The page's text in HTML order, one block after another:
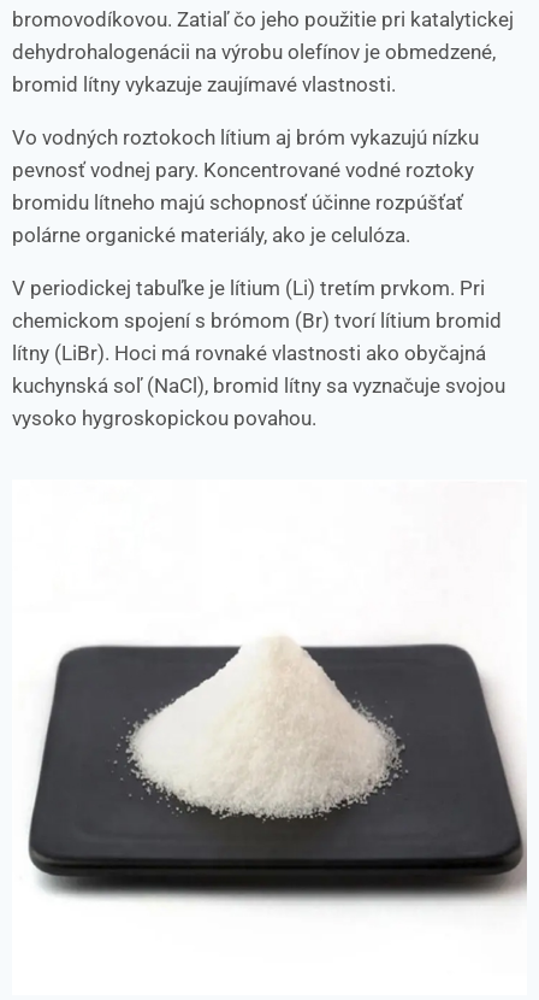
bromovodíkovou. Zatiaľ čo jeho použitie pri katalytickej
dehydrohalogenácii na výrobu olefínov je obmedzené,
bromid lítny vykazuje zaujímavé vlastnosti.
Vo vodných roztokoch lítium aj bróm vykazujú nízku
pevnosť vodnej pary. Koncentrované vodné roztoky
bromidu lítneho majú schopnosť účinne rozpúšťať
polárne organické materiály, ako je celulóza.
V periodickej tabuľke je lítium (Li) tretím prvkom. Pri
chemickom spojení s brómom (Br) tvorí lítium bromid
lítny (LiBr). Hoci má rovnaké vlastnosti ako obyčajná
kuchynská soľ (NaCl), bromid lítny sa vyznačuje svojou
vysoko hygroskopickou povahou.